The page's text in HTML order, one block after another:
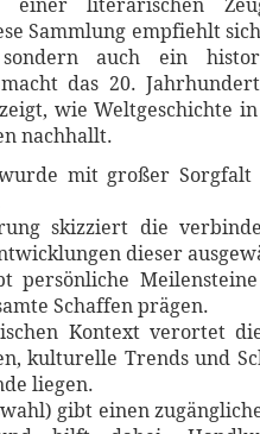
einer literarischen
Sammlung empfiehlt
auch ein
das 20.
wie Weltgeschichte in
nachhallt.
mit großer
skizziert die
dieser
persönliche
Schaffen prägen.
Kontext verortet
kulturelle Trends und
liegen.
gibt einen